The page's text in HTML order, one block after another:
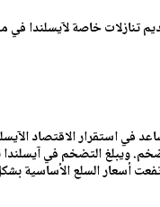
تنازلات خاصة لآيسلندا في
في استقرار الاقتصاد
أسعار السلع الأساسية